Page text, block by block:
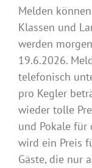
Melden
Klassen und
werden
19.6.2026.
telefonisch
pro Kegler
wieder tolle
und Pokale für
wird ein Preis
Gäste, die nur